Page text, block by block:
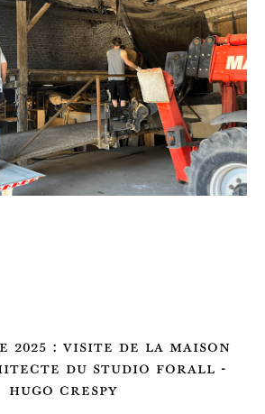
2025 : visite de la maison
du studio forall -
hugo crespy